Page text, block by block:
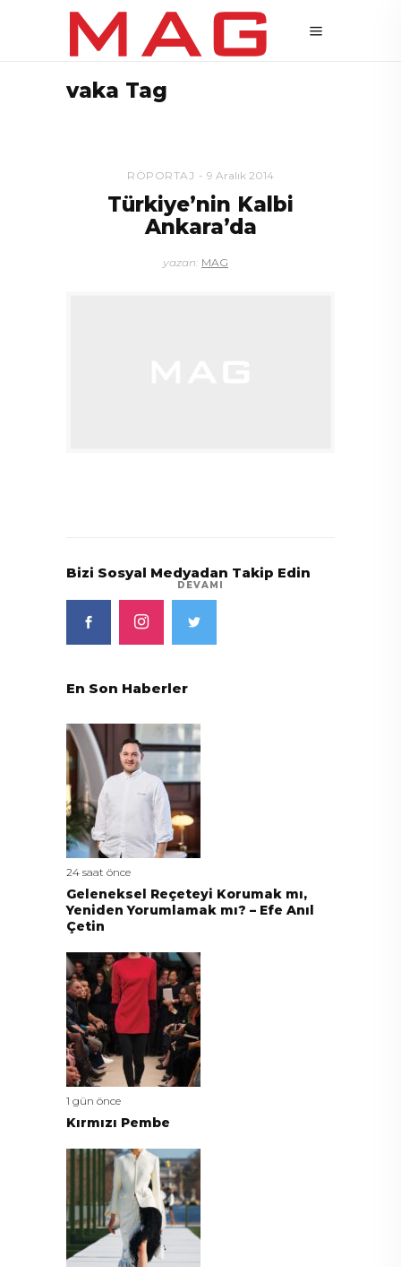
vaka Tag
RÖPORTAJ 9 Aralık 2014
Türkiye’nin Kalbi
Ankara’da
yazan: MAG
DEVAMI
Bizi Sosyal Medyadan Takip Edin
En Son Haberler
24 saat önce
Geleneksel Reçeteyi Korumak mı,
Yeniden Yorumlamak mı? – Efe Anıl
Çetin
1 gün önce
Kırmızı Pembe